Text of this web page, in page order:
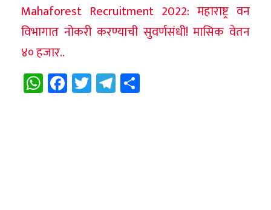
Mahaforest Recruitment 2022: महाराष्ट्र वन
विभागात नोकरी करण्याची सुवर्णसंधी! मासिक वेतन
४० हजार..
WhatsApp
Facebook
TwitterTelegram